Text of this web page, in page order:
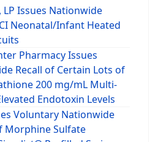
Issues Nationwide
Neonatal/Infant Heated
Pharmacy Issues
Recall of Certain Lots of
200 mg/mL Multi-
Endotoxin Levels
Voluntary Nationwide
Morphine Sulfate